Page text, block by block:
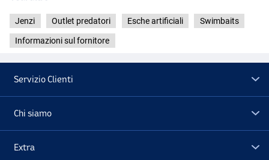
Jenzi Outlet predatori Esche artificiali Swimbaits
Informazioni sul fornitore
Servizio Clienti
Chi siamo
Extra